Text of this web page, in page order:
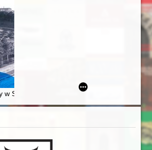
Rzeczypospolitej
w Sopocie : prestiż finansowy i towarzyski